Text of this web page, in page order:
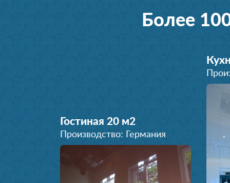
Более
Гостиная 20 м2
Производство: Германия